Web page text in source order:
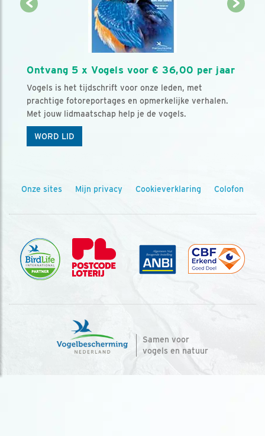
Ontvang 5 x Vogels voor € 36,00 per jaar
Vogels is het tijdschrift voor onze leden, met
prachtige fotoreportages en opmerkelijke verhalen.
Met jouw lidmaatschap help je de vogels.
WORD LID
Onze sites Mijn privacy Cookieverklaring Colofon
Samen voor
vogels en natuur